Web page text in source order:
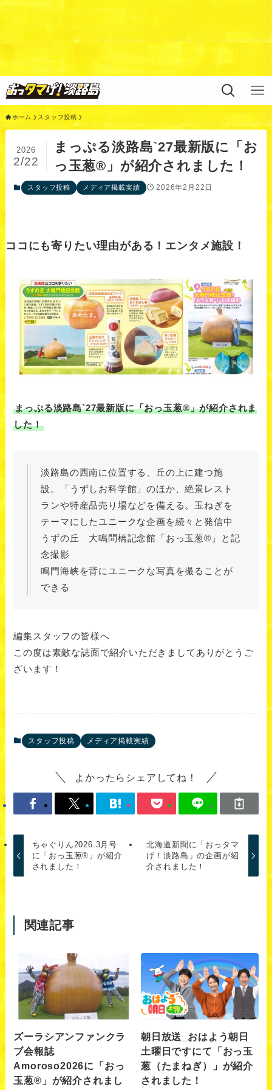
Warning
: Undefined variable $query in
/home/xs311788/uzunokuni.com/public_html/ottamag
e/wp/wp-content/themes/swell_child/functions.php
line
44
ホーム スタッフ投稿
まっぷる淡路島`27最新版に「お
っ玉葱®」が紹介されました！
2026
2/22
スタッフ投稿 メディア掲載実績 2026年2月22日
ココにも寄りたい理由がある！エンタメ施設！
まっぷる淡路島`27最新版に「おっ玉葱®」が紹介されま
した！
淡路島の西南に位置する、丘の上に建つ施
設。「うずしお科学館」のほか、絶景レスト
ランや特産品売り場などを備える。玉ねぎを
テーマにしたユニークな企画を続々と発信中
うずの丘 大鳴問橋記念館「おっ玉葱®」と記
念撮影
鳴門海峡を背にユニークな写真を撮ることが
できる
編集スタッフの皆様へ
この度は素敵な誌面で紹介いただきましてありがとうご
ざいます！
スタッフ投稿 メディア掲載実績
よかったらシェアしてね！
ちゃぐりん2026.3月号
に「おっ玉葱®」が紹介
されました！
北海道新聞に「おっタマ
げ！淡路島」の企画が紹
介されました！
関連記事
ズーラシアンファンクラ
ブ会報誌
Amoroso2026に「おっ
玉葱®︎」が紹介されまし
朝日放送_おはよう朝日
土曜日ですにて「おっ玉
葱（たまねぎ）」が紹介
されました！